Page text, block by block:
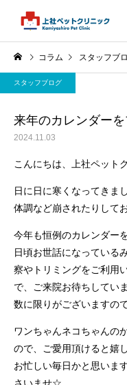
コラム スタッフブ
スタッフブログ
来年のカレンダーを
2024.11.03
こんにちは、上社ペット
日に日に寒くなってきま
体調など崩されたりして
今年も恒例のカレンダー
日頃お世話になっている
察やトリミングをご利用
で、ご来院お待ちしていま
数に限りがございますの
ワンちゃんネコちゃんの
ので、ご愛用頂けると嬉
お忙しい毎日かと思いま